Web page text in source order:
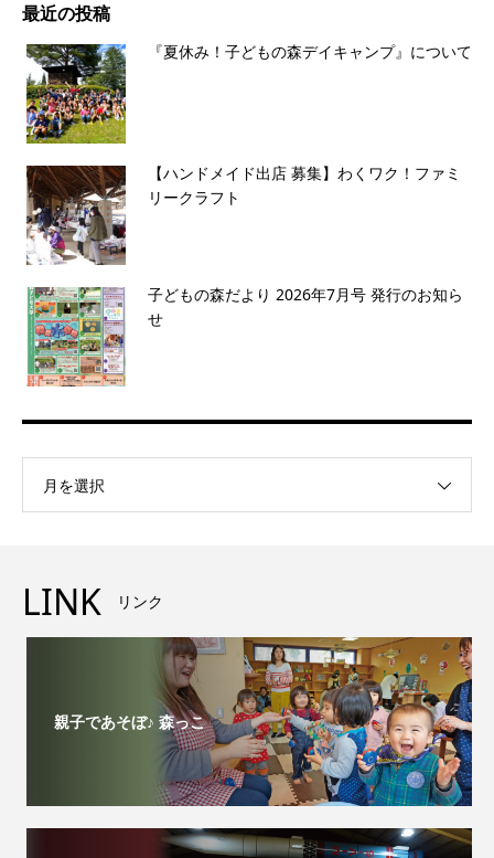
最近の投稿
『夏休み！子どもの森デイキャンプ』について
【ハンドメイド出店 募集】わくワク！ファミ
リークラフト
子どもの森だより 2026年7月号 発行のお知ら
せ
月を選択
LINK リンク
親子であそぼ♪ 森っこ